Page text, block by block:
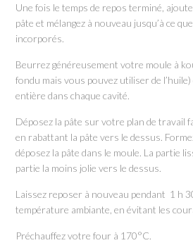
Une fois le temps de repos terminé,
pâte et mélangez à nouveau jusqu’à ce
incorporés.
Beurrez généreusement votre moule à
fondu mais vous pouvez utiliser de
entière dans chaque cavité.
Déposez la pâte sur votre plan de travail
en rabattant la pâte vers le dessus.
déposez la pâte dans le moule. La partie
partie la moins jolie vers le dessus.
Laissez reposer à nouveau pendant 1 h
température ambiante, en évitant les
Préchauffez votre four à 170°C.